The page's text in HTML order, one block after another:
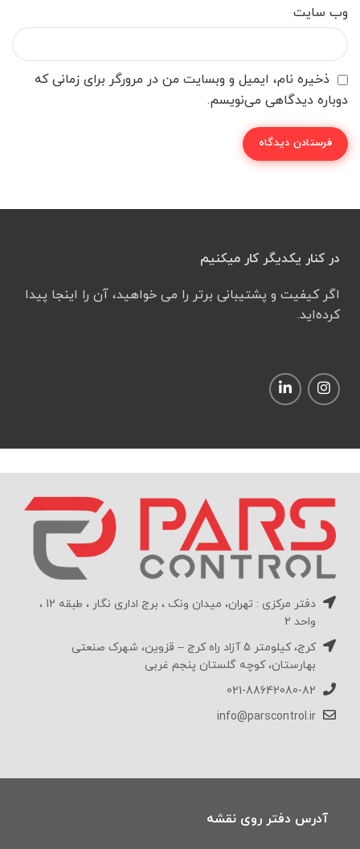
وب‌ سایت
ذخیره نام، ایمیل و وبسایت من در مرورگر برای زمانی که
دوباره دیدگاهی می‌نویسم.
در کنار یکدیگر کار میکنیم
اگر کیفیت و پشتیبانی برتر را می خواهید، آن را اینجا پیدا
کرده‌اید.
دفتر مرکزی : تهران، میدان ونک ، برج اداری نگار ، طبقه 12 ،
واحد 2
کرج، کیلومتر 5 آزاد راه کرج – قزوین، شهرک صنعتی
بهارستان، کوچه گلستان پنجم غربی
021-88642080-82
info@parscontrol.ir
آدرس دفتر روی نقشه